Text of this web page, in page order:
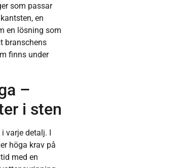
som passar
en
en lösning som
branschens
finns under
–
i sten
detalj. I
höga krav på
med en